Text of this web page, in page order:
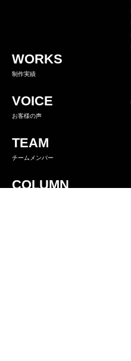
WORKS
制作実績
VOICE
お客様の声
TEAM
チームメンバー
COLUMN